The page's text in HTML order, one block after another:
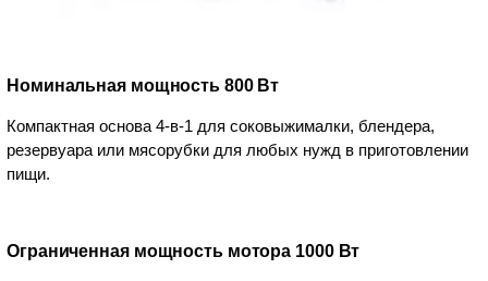
Номинальная мощность 800 Вт
Компактная основа 4-в-1 для соковыжималки, блендера,
резервуара или мясорубки для любых нужд в приготовлении
пищи.
Ограниченная мощность мотора 1000 Вт